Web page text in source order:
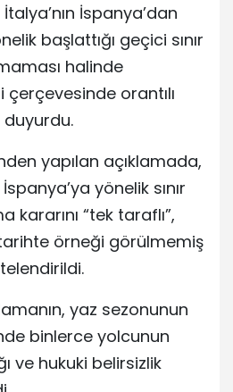
İspanya’dan
başlattığı geçici sınır
halinde
orantılı
duyurdu.
yapılan açıklamada,
yönelik sınır
“tek taraflı”,
tarihte örneği görülmemiş
yaz sezonunun
binlerce yolcunun
ve hukuki belirsizlik